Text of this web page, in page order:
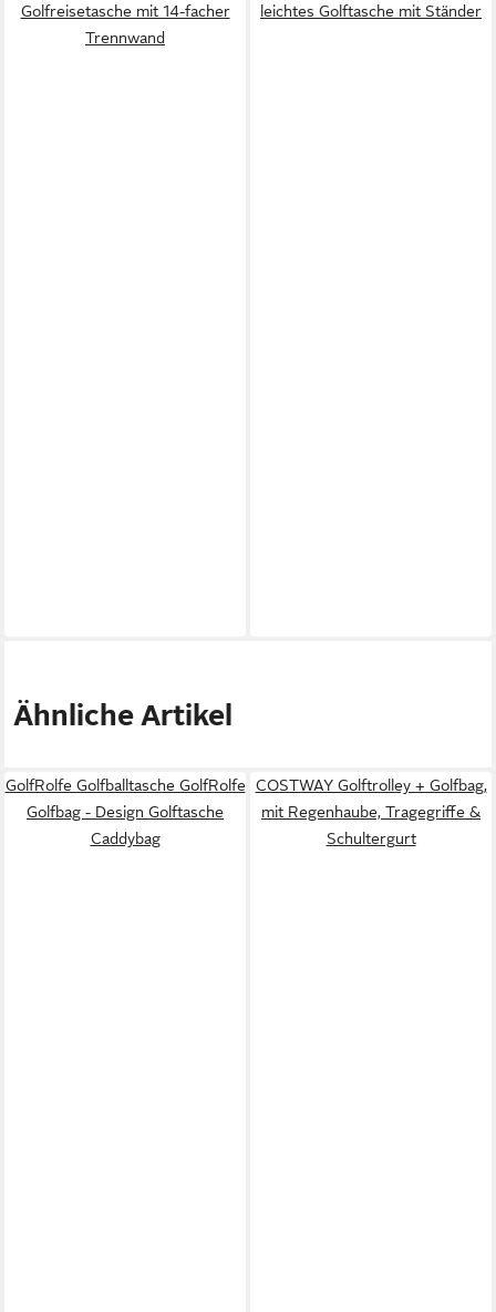
Golfreisetasche mit 14-facher
Trennwand
leichtes Golftasche mit Ständer
Ähnliche Artikel
GolfRolfe Golfballtasche GolfRolfe
Golfbag - Design Golftasche
Caddybag
COSTWAY Golftrolley + Golfbag,
mit Regenhaube, Tragegriffe &
Schultergurt